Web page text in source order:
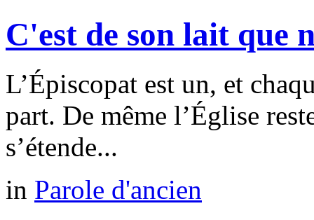
C'est de son lait que
L’Épiscopat est un, et
part. De même l’Église
s’étende...
in Parole d'ancien